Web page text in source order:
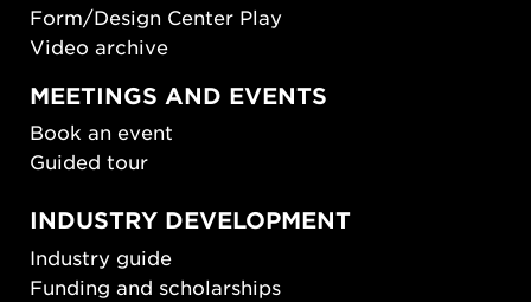
Form/Design Center Play
Video archive
MEETINGS AND EVENTS
Book an event
Guided tour
INDUSTRY DEVELOPMENT
Industry guide
Funding and scholarships